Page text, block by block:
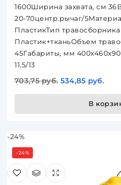
1600Ширина захвата, см
20-70центр.рычаг/
ПластикТип травосборника
Пластик+тканьОбъем
45Габариты, мм
11,5/13
703,75 руб. 534,85 руб.
В
-24%
-24%